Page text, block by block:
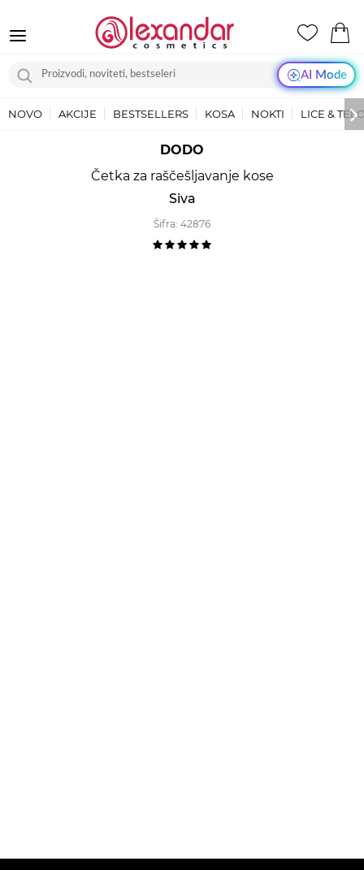
AI Mode
NOVO AKCIJE BESTSELLERS KOSA NOKTI LICE &
DODO
Četka za raščešljavanje kose
Siva
Šifra: 42876